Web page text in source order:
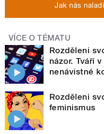
Jak nás
VÍCE O TÉMATU
Rozděleni
názor. Tváří
nenávistné
Rozděleni
feminismus